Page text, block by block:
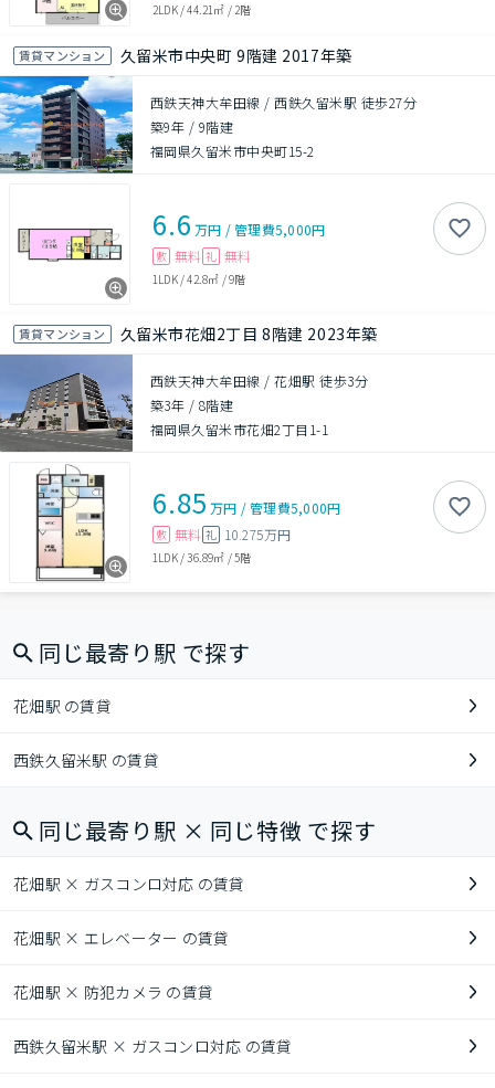
2LDK/44.21㎡ /2階
賃貸マンション 久留米市中央町 9階建 2017年築
西鉄天神大牟田線 / 西鉄久留米駅 徒歩27分
築9年 / 9階建
福岡県久留米市中央町15-2
6.6 万円 /管理費5,000円
敷 無料 礼 無料
1LDK/42.8㎡ /9階
賃貸マンション 久留米市花畑2丁目 8階建 2023年築
西鉄天神大牟田線 / 花畑駅 徒歩3分
築3年 / 8階建
福岡県久留米市花畑2丁目1-1
6.85 万円 /管理費5,000円
敷 無料 礼 10.275万円
1LDK/36.89㎡ /5階
同じ最寄り駅 で探す
花畑駅 の賃貸
西鉄久留米駅 の賃貸
同じ最寄り駅 × 同じ特徴 で探す
花畑駅 × ガスコンロ対応 の賃貸
花畑駅 × エレベーター の賃貸
花畑駅 × 防犯カメラ の賃貸
西鉄久留米駅 × ガスコンロ対応 の賃貸